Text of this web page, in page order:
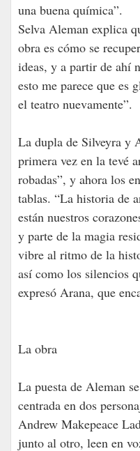
una buena química”.
Selva Aleman explica
obra es cómo se
ideas, y a partir de ahí
esto me parece que es
el teatro nuevamente”.
La dupla de Silveyra y
primera vez en la tevé
robadas”, y ahora los
tablas. “La historia de
están nuestros
y parte de la magia
vibre al ritmo de la
así como los silencios
expresó Arana, que
La obra
La puesta de Aleman
centrada en dos
Andrew Makepeace
junto al otro, leen en